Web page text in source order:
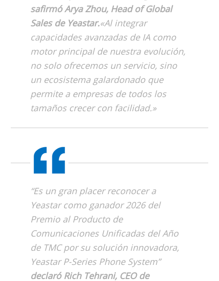
safirmó Arya Zhou, Head of Global
Sales de Yeastar.«Al integrar
capacidades avanzadas de IA como
motor principal de nuestra evolución,
no solo ofrecemos un servicio, sino
un ecosistema galardonado que
permite a empresas de todos los
tamaños crecer con facilidad.»
“Es un gran placer reconocer a
Yeastar como ganador 2026 del
Premio al Producto de
Comunicaciones Unificadas del Año
de TMC por su solución innovadora,
Yeastar P-Series Phone System”
declaró Rich Tehrani, CEO de